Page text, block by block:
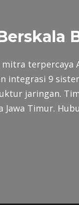
terpercaya
integrasi 9
jaringan.
Jawa Timur.